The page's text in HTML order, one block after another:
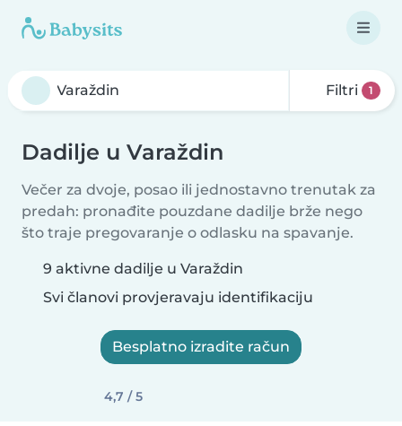
Filtri 1
Dadilje u Varaždin
Večer za dvoje, posao ili jednostavno trenutak za
predah: pronađite pouzdane dadilje brže nego
što traje pregovaranje o odlasku na spavanje.
9 aktivne dadilje u Varaždin
Svi članovi provjeravaju identifikaciju
Besplatno izradite račun
4,7 / 5